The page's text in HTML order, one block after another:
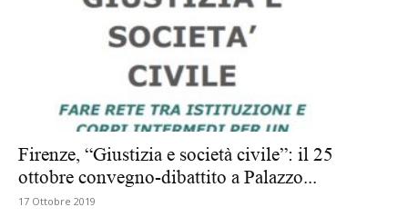
Firenze, “Giustizia e società civile”: il 25
ottobre convegno-dibattito a Palazzo...
17 Ottobre 2019